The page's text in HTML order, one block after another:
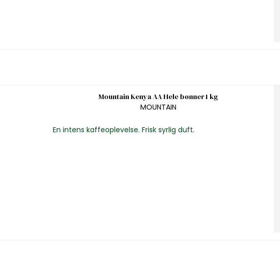
Mountain Kenya AA Hele bønner 1 kg
MOUNTAIN
En intens kaffeoplevelse. Frisk syrlig duft.